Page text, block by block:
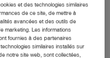
et des technologies similaires
de ce site, de mettre à
avancées et des outils de
marketing. Les informations
fournies à des partenaires
similaires installés sur
notre site web, sont collectées,